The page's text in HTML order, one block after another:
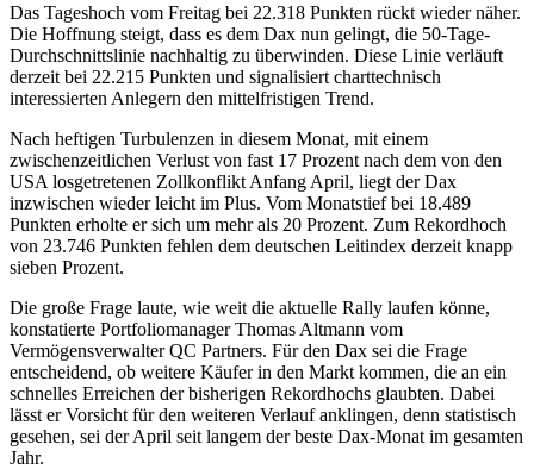
Das Tageshoch vom Freitag bei 22.318 Punkten rückt wieder näher.
Die Hoffnung steigt, dass es dem Dax nun gelingt, die 50-Tage-
Durchschnittslinie nachhaltig zu überwinden. Diese Linie verläuft
derzeit bei 22.215 Punkten und signalisiert charttechnisch
interessierten Anlegern den mittelfristigen Trend.
Nach heftigen Turbulenzen in diesem Monat, mit einem
zwischenzeitlichen Verlust von fast 17 Prozent nach dem von den
USA losgetretenen Zollkonflikt Anfang April, liegt der Dax
inzwischen wieder leicht im Plus. Vom Monatstief bei 18.489
Punkten erholte er sich um mehr als 20 Prozent. Zum Rekordhoch
von 23.746 Punkten fehlen dem deutschen Leitindex derzeit knapp
sieben Prozent.
Die große Frage laute, wie weit die aktuelle Rally laufen könne,
konstatierte Portfoliomanager Thomas Altmann vom
Vermögensverwalter QC Partners. Für den Dax sei die Frage
entscheidend, ob weitere Käufer in den Markt kommen, die an ein
schnelles Erreichen der bisherigen Rekordhochs glaubten. Dabei
lässt er Vorsicht für den weiteren Verlauf anklingen, denn statistisch
gesehen, sei der April seit langem der beste Dax-Monat im gesamten
Jahr.